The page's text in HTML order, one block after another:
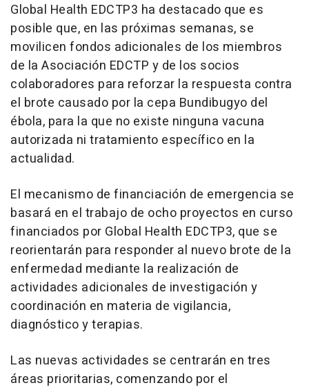
Global Health EDCTP3 ha destacado que es
posible que, en las próximas semanas, se
movilicen fondos adicionales de los miembros
de la Asociación EDCTP y de los socios
colaboradores para reforzar la respuesta contra
el brote causado por la cepa Bundibugyo del
ébola, para la que no existe ninguna vacuna
autorizada ni tratamiento específico en la
actualidad.
El mecanismo de financiación de emergencia se
basará en el trabajo de ocho proyectos en curso
financiados por Global Health EDCTP3, que se
reorientarán para responder al nuevo brote de la
enfermedad mediante la realización de
actividades adicionales de investigación y
coordinación en materia de vigilancia,
diagnóstico y terapias.
Las nuevas actividades se centrarán en tres
áreas prioritarias, comenzando por el